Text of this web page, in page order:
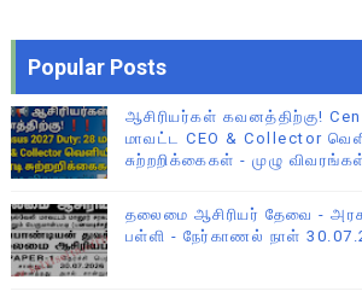
Popular Posts
ஆசிரியர்கள் கவனத்திற்கு!
மாவட்ட CEO & Collector
சுற்றறிக்கைகள் - முழு
தலைமை ஆசிரியர் தேவை - அரசு
பள்ளி - நேர்காணல் நாள்